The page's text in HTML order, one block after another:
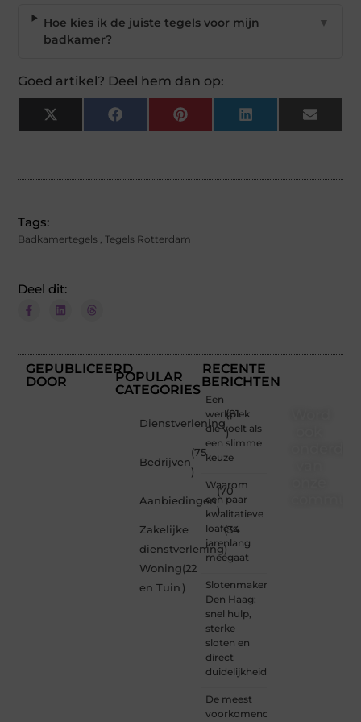
Hoe kies ik de juiste tegels voor mijn
badkamer?
▼
Goed artikel? Deel hem dan op:
X
(Twitter)
Facebook Pinterest LinkedIn Email
Tags:
Badkamertegels Tegels Rotterdam
Deel dit:
GEPUBLICEERD
DOOR
POPULAR
CATEGORIES
Dienstverlening
(81
)
Bedrijven
(75
)
Aanbiedingen
(70
)
Zakelijke
dienstverlening
(34
)
Woning
en Tuin
(22
)
RECENTE
BERICHTEN
Een
werkplek
die voelt als
een slimme
keuze
Waarom
een paar
kwalitatieve
loafers
jarenlang
meegaat
Slotenmaker
Den Haag:
snel hulp,
sterke
sloten en
direct
duidelijkheid
De meest
voorkomende